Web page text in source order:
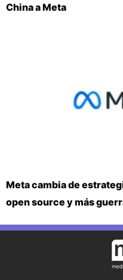
China a Meta
Meta cambia de
open source y más